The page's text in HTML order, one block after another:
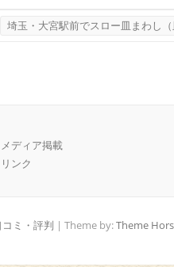
埼玉・大宮駅前でスロー皿まわし（
メディア掲載
リンク
ミ・評判 | Theme by:Theme